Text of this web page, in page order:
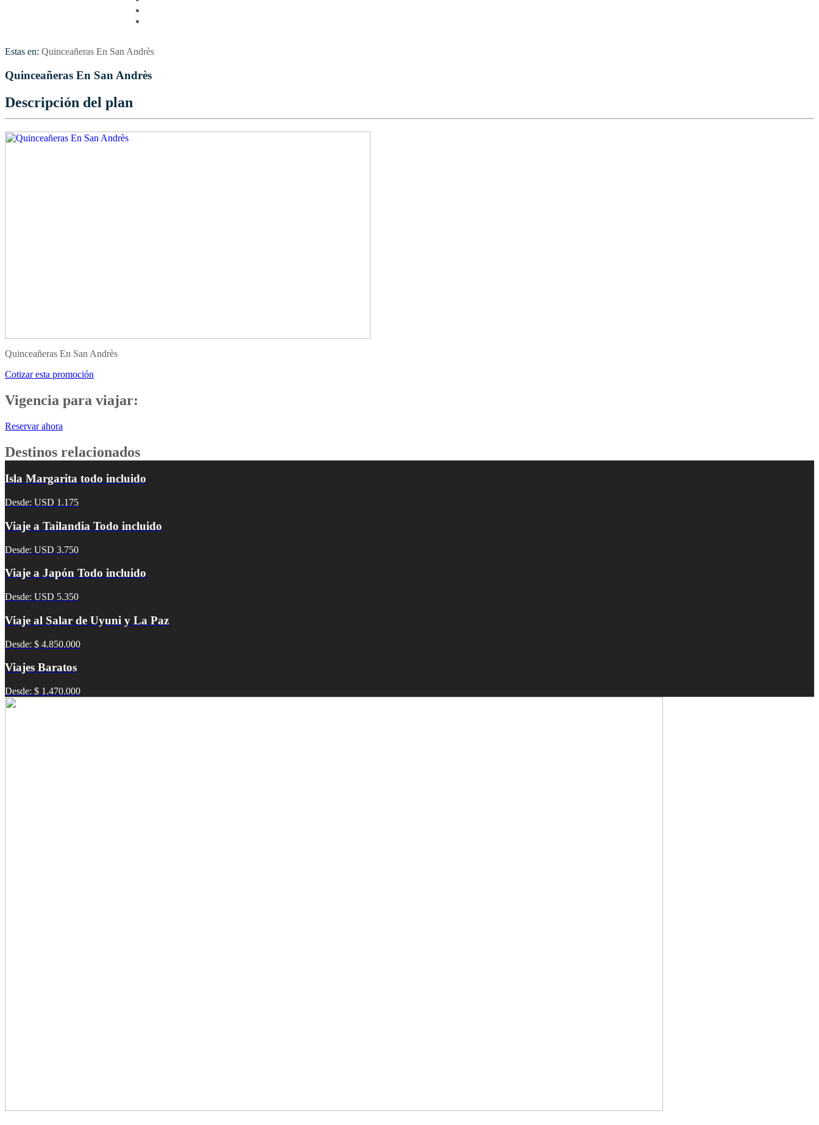
Estas en: Quinceañeras En San Andrès
Quinceañeras En San Andrès
Descripción del plan
Quinceañeras En San Andrès
Cotizar esta promoción
Vigencia para viajar:
Reservar ahora
Destinos relacionados
Isla Margarita todo incluido
Desde: USD 1.175
Viaje a Tailandia Todo incluido
Desde: USD 3.750
Viaje a Japón Todo incluido
Desde: USD 5.350
Viaje al Salar de Uyuni y La Paz
Desde: $ 4.850.000
Viajes Baratos
Desde: $ 1.470.000